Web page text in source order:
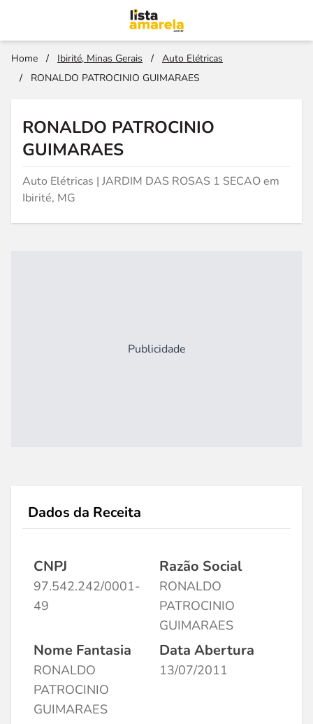
Home / Ibirité, Minas Gerais /
Auto Elétricas
/
RONALDO PATROCINIO GUIMARAES
RONALDO PATROCINIO
GUIMARAES
Auto Elétricas | JARDIM DAS ROSAS 1 SECAO em
Ibirité, MG
Publicidade
Dados da Receita
CNPJ
97.542.242/0001-
49
Razão Social
RONALDO
PATROCINIO
GUIMARAES
Nome Fantasia
RONALDO
PATROCINIO
GUIMARAES
Data Abertura
13/07/2011